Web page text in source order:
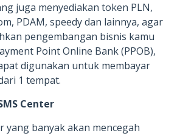
juga menyediakan token PLN,
PDAM, speedy dan lainnya, agar
pengembangan bisnis kamu
Point Online Bank (PPOB),
digunakan untuk membayar
1 tempat.
Center
yang banyak akan mencegah